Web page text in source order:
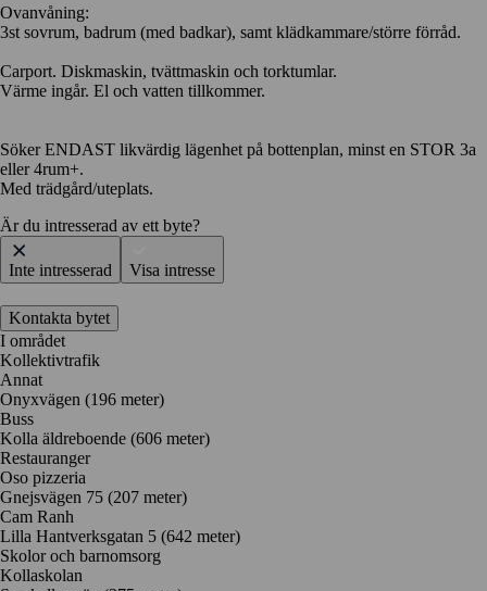
Ovanvåning:
3st sovrum, badrum (med badkar), samt klädkammare/större förråd.
Carport. Diskmaskin, tvättmaskin och torktumlar.
Värme ingår. El och vatten tillkommer.
Söker ENDAST likvärdig lägenhet på bottenplan, minst en STOR 3a
eller 4rum+.
Med trädgård/uteplats.
Är du intresserad av ett byte?
Inte intresserad Visa intresse
Kontakta bytet
I området
Kollektivtrafik
Annat
Onyxvägen (196 meter)
Buss
Kolla äldreboende (606 meter)
Restauranger
Oso pizzeria
Gnejsvägen 75 (207 meter)
Cam Ranh
Lilla Hantverksgatan 5 (642 meter)
Skolor och barnomsorg
Kollaskolan